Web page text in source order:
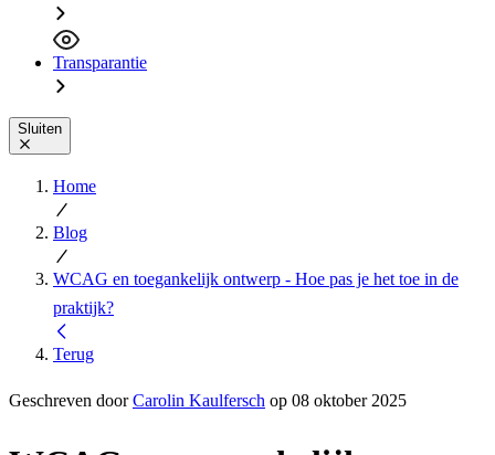
Transparantie
Sluiten
Home
Blog
WCAG en toegankelijk ontwerp - Hoe pas je het toe in de
praktijk?
Terug
Geschreven doorCarolin Kaulfersch op 08 oktober 2025